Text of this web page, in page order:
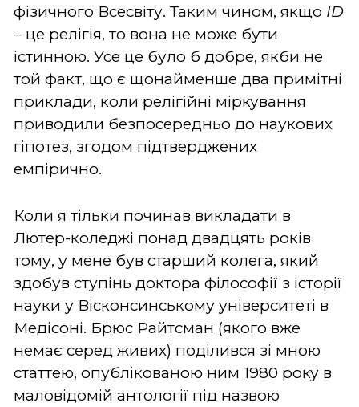
фізичного Всесвіту. Таким чином, якщо ID
– це релігія, то вона не може бути
істинною. Усе це було б добре, якби не
той факт, що є щонайменше два примітні
приклади, коли релігійні міркування
приводили безпосередньо до наукових
гіпотез, згодом підтверджених
емпірично.
Коли я тільки починав викладати в
Лютер-коледжі понад двадцять років
тому, у мене був старший колега, який
здобув ступінь доктора філософії з історії
науки у Вісконсинському університеті в
Медісоні. Брюс Райтсман (якого вже
немає серед живих) поділився зі мною
статтею, опублікованою ним 1980 року в
маловідомій антології під назвою